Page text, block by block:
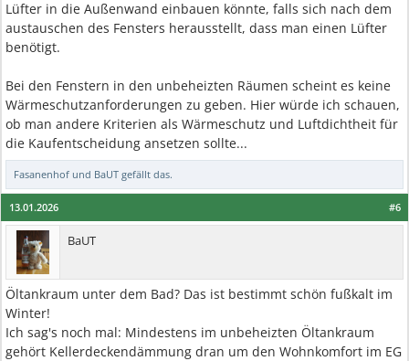
Lüfter in die Außenwand einbauen könnte, falls sich nach dem
austauschen des Fensters herausstellt, dass man einen Lüfter
benötigt.
Bei den Fenstern in den unbeheizten Räumen scheint es keine
Wärmeschutzanforderungen zu geben. Hier würde ich schauen,
ob man andere Kriterien als Wärmeschutz und Luftdichtheit für
die Kaufentscheidung ansetzen sollte...
Fasanenhof und BaUT gefällt das.
#6
13.01.2026
BaUT
Öltankraum unter dem Bad? Das ist bestimmt schön fußkalt im
Winter!
Ich sag's noch mal: Mindestens im unbeheizten Öltankraum
gehört Kellerdeckendämmung dran um den Wohnkomfort im EG